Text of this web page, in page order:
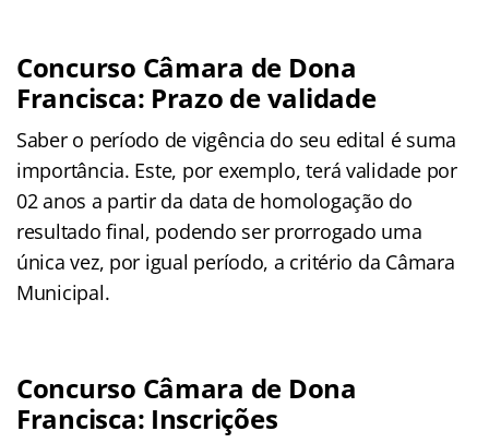
Concurso Câmara de Dona
Francisca: Prazo de validade
Saber o período de vigência do seu edital é suma
importância. Este, por exemplo, terá validade por
02 anos a partir da data de homologação do
resultado final, podendo ser prorrogado uma
única vez, por igual período, a critério da Câmara
Municipal.
Concurso Câmara de Dona
Francisca: Inscrições